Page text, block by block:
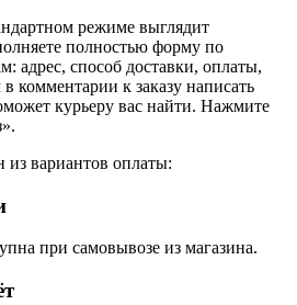
режиме выглядит
полностью форму по
адрес, способ доставки, оплаты,
комментарии к заказу написать
курьеру вас найти. Нажмите
вариантов оплаты:
при самовывозе из магазина.